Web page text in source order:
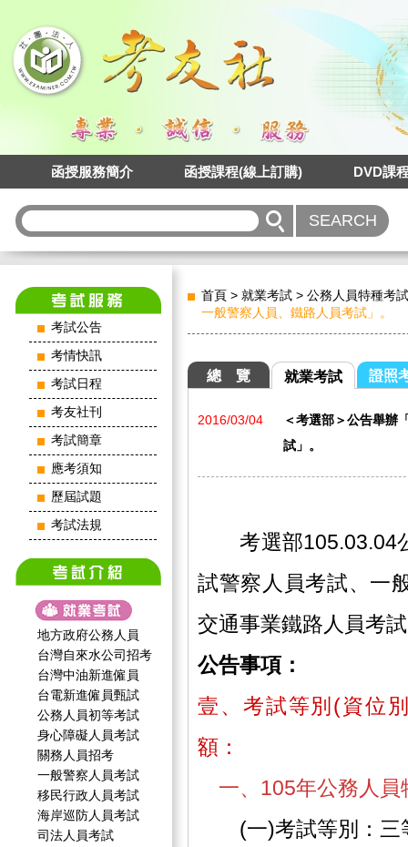
函授服務簡介 函授課程(線上訂購) DVD課
考試公告
考情快訊
考試日程
考友社刊
考試簡章
應考須知
歷屆試題
考試法規
地方政府公務人員
台灣自來水公司招考
台灣中油新進僱員
台電新進僱員甄試
公務人員初等考試
身心障礙人員考試
關務人員招考
一般警察人員考試
移民行政人員考試
海岸巡防人員考試
司法人員考試
首頁 > 就業考試 > 公務人員特種考試
一般警察人員、鐵路人員考試」。
總 覽 就業考試 證照
2016/03/04
＜考選部＞公告舉辦
試」。
考選部105.03.04
試警察人員考試、一
交通事業鐵路人員考
公告事項：
壹、考試等別(資位
額：
一、105年公務人
(一)考試等別：三